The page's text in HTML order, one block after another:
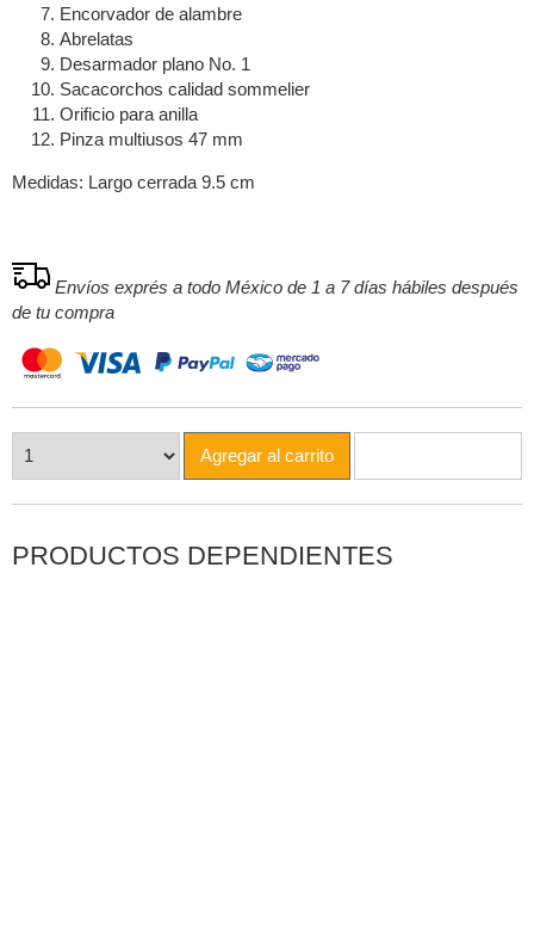
Encorvador de alambre
Abrelatas
Desarmador plano No. 1
Sacacorchos calidad sommelier
Orificio para anilla
Pinza multiusos 47 mm
Medidas: Largo cerrada 9.5 cm
Envíos exprés a todo México de 1 a 7 días hábiles después
de tu compra
Agregar al carrito
PRODUCTOS DEPENDIENTES